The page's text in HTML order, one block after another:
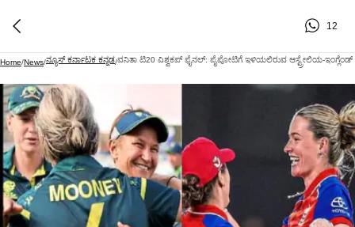
12
Home/News/ನ್ಯೂಸ್ ಕರ್ನಾಟಕ ಕನ್ನಡ/ವನಿತಾ ಟಿ20 ವಿಶ್ವಕಪ್‌ ಫೈನಲ್‌: ಪೈಪೋಟಿಗೆ ಇಳಿಯಲಿರುವ ಆಸ್ಟ್ರೇಲಿಯ-ಇಂಗ್ಲೆಂಡ್‌